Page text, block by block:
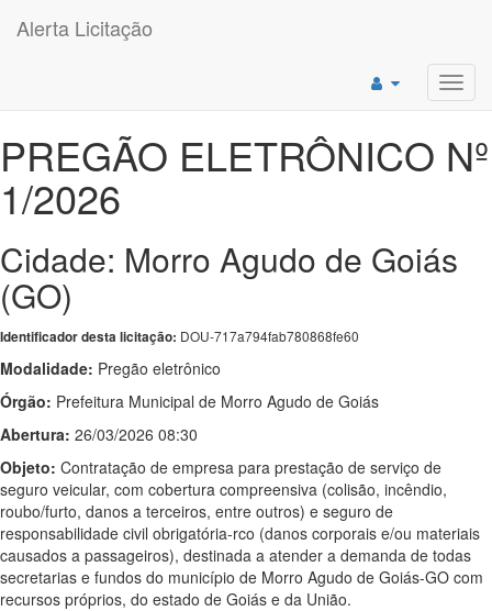
Alerta Licitação
PREGÃO ELETRÔNICO Nº
1/2026
Cidade: Morro Agudo de Goiás
(GO)
Identificador desta licitação: DOU-717a794fab780868fe60
Modalidade: Pregão eletrônico
Órgão: Prefeitura Municipal de Morro Agudo de Goiás
Abertura: 26/03/2026 08:30
Objeto: Contratação de empresa para prestação de serviço de
seguro veicular, com cobertura compreensiva (colisão, incêndio,
roubo/furto, danos a terceiros, entre outros) e seguro de
responsabilidade civil obrigatória-rco (danos corporais e/ou materiais
causados a passageiros), destinada a atender a demanda de todas
secretarias e fundos do município de Morro Agudo de Goiás-GO com
recursos próprios, do estado de Goiás e da União.